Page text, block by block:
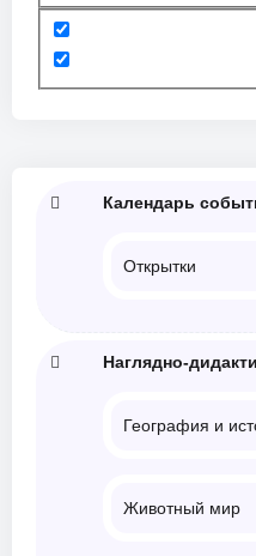
Календарь
Открытки
Наглядно-
География и
Животный мир